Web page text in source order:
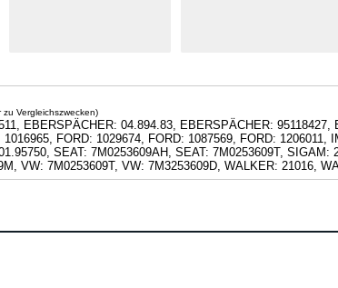
zu Vergleichszwecken)
EBERSPÄCHER: 04.894.83, EBERSPÄCHER:
1016965, FORD: 1029674, FORD: 1087569, FORD:
SEAT: 7M0253609AH, SEAT: 7M0253609T, SIGAM:
VW: 7M0253609T, VW: 7M3253609D, WALKER: 21016,